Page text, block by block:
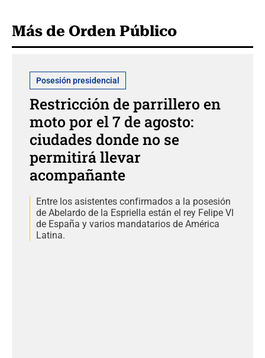
Más de Orden Público
Posesión presidencial
Restricción de parrillero en
moto por el 7 de agosto:
ciudades donde no se
permitirá llevar
acompañante
Entre los asistentes confirmados a la posesión
de Abelardo de la Espriella están el rey Felipe VI
de España y varios mandatarios de América
Latina.